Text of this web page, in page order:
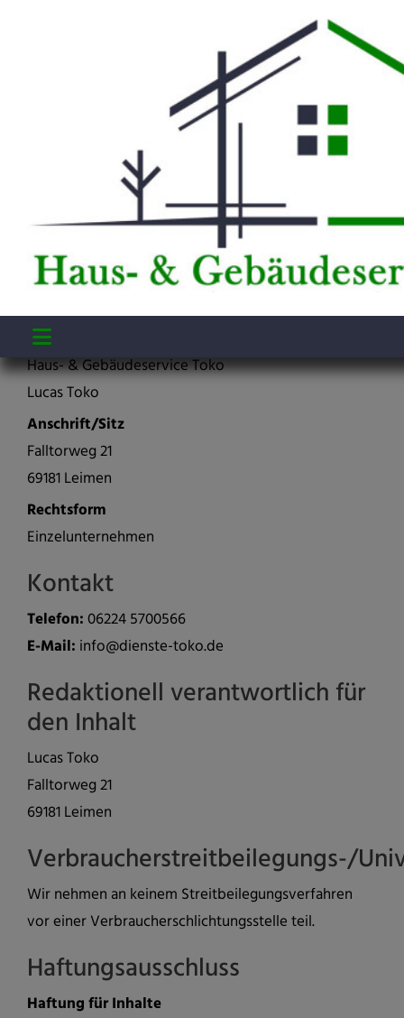
Impressum
Unternehmensbezeichnung
Haus- & Gebäudeservice Toko
Lucas Toko
Anschrift/Sitz
Falltorweg 21
69181 Leimen
Rechtsform
Einzelunternehmen
Kontakt
Telefon:06224 5700566
E-Mail: info@dienste-toko.de
Redaktionell verantwortlich für
den Inhalt
Lucas Toko
Falltorweg 21
69181 Leimen
Verbraucherstreitbeilegungs-/
Wir nehmen an keinem Streitbeilegungsverfahren
vor einer Verbraucherschlichtungsstelle teil.
Haftungsausschluss
Haftung für Inhalte